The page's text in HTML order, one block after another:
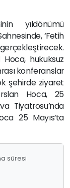
yıldönümü
‘Fetih
hukuksuz
konferanslar
şehirde ziyaret
Hoca, 25
Tiyatrosu’nda
25 Mayıs’ta
süresi